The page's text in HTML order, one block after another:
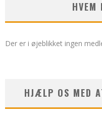
HVEM
Der er i øjeblikket ingen
HJÆLP OS MED